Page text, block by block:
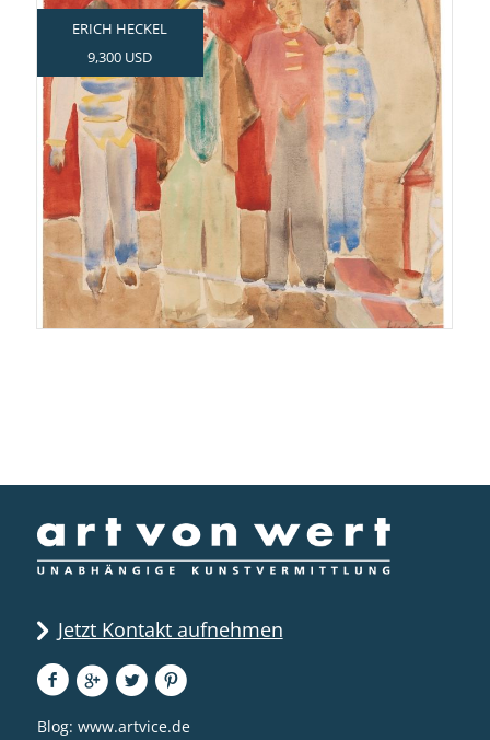
ERICH HECKEL
9,300 USD
Jetzt Kontakt aufnehmen
Blog: www.artvice.de